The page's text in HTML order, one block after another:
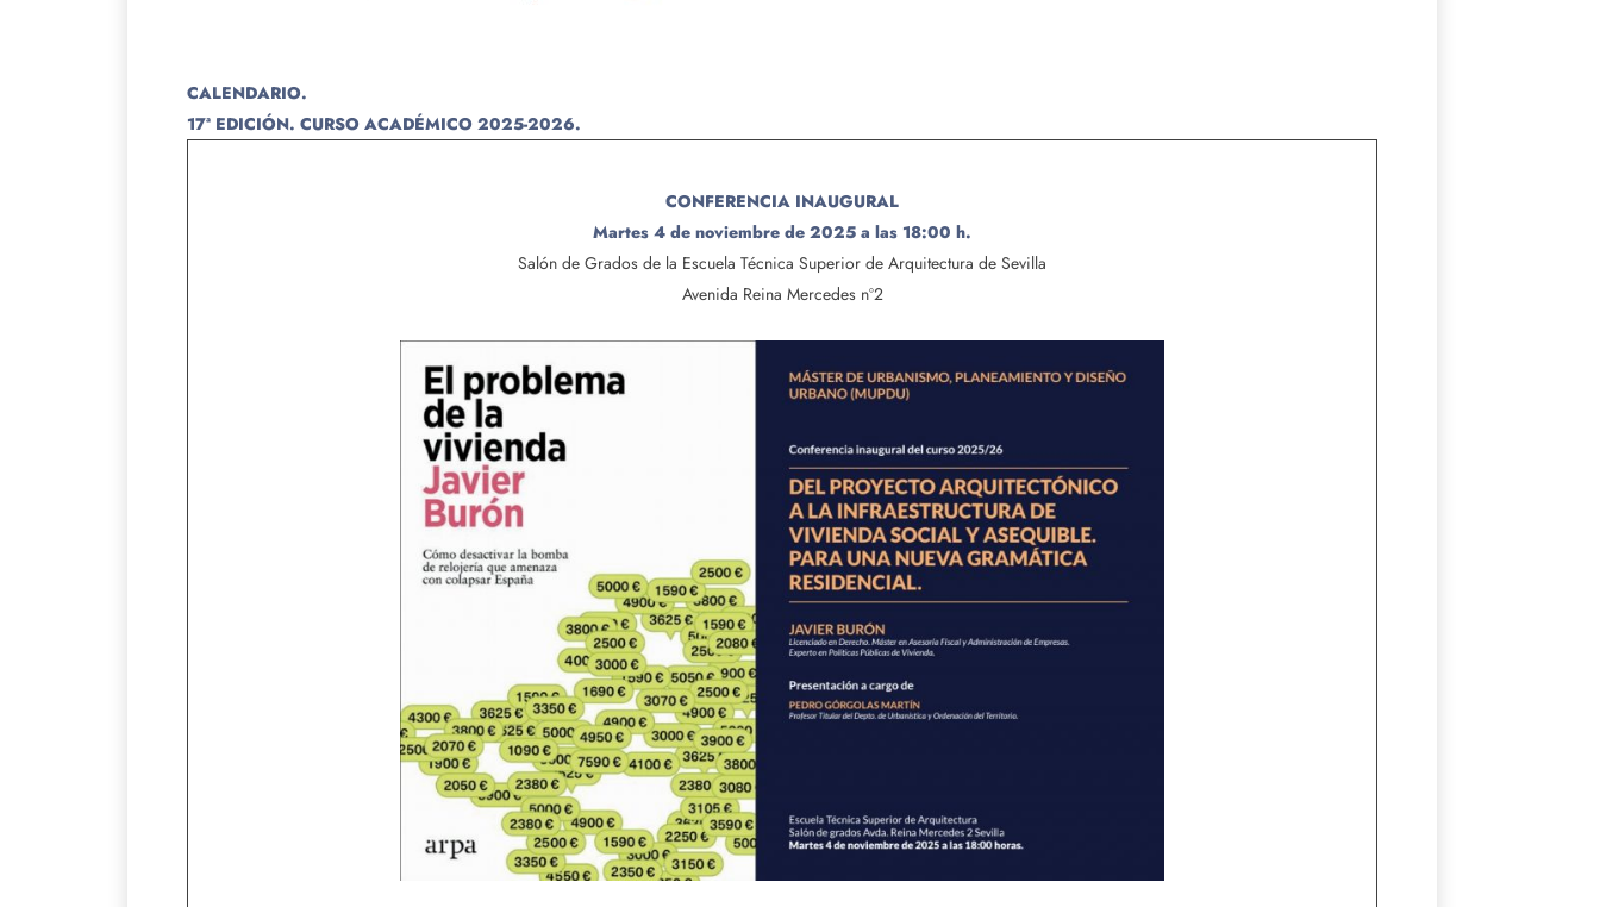
CALENDARIO.
17ª EDICIÓN. CURSO ACADÉMICO 2025-2026.
CONFERENCIA INAUGURAL
Martes 4 de noviembre de 2025 a las 18:00 h.
Salón de Grados de la Escuela Técnica Superior de Arquitectura de Sevilla
Avenida Reina Mercedes nº2